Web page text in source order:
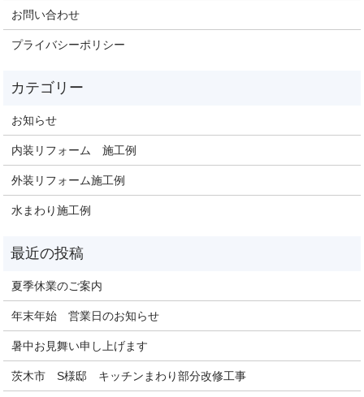
お問い合わせ
プライバシーポリシー
お知らせ
内装リフォーム 施工例
外装リフォーム施工例
水まわり施工例
夏季休業のご案内
年末年始 営業日のお知らせ
暑中お見舞い申し上げます
茨木市 S様邸 キッチンまわり部分改修工事